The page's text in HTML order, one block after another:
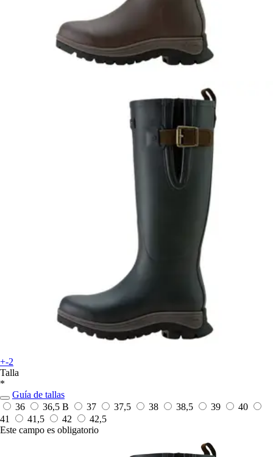
+-2
Talla
*
Guía de tallas
36
36,5 B 37 37,5 38 38,5 39
40
41
41,5 42
42,5
Este campo es obligatorio